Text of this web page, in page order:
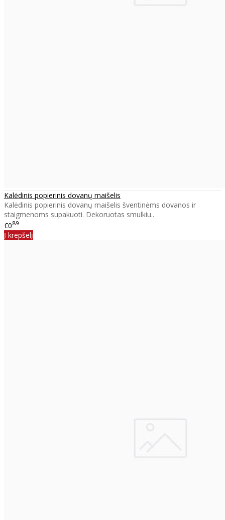
Kalėdinis popierinis dovanų maišelis
Kalėdinis popierinis dovanų maišelis šventinėms dovanos ir
staigmenoms supakuoti. Dekoruotas smulkiu..
€089
Į krepšelį